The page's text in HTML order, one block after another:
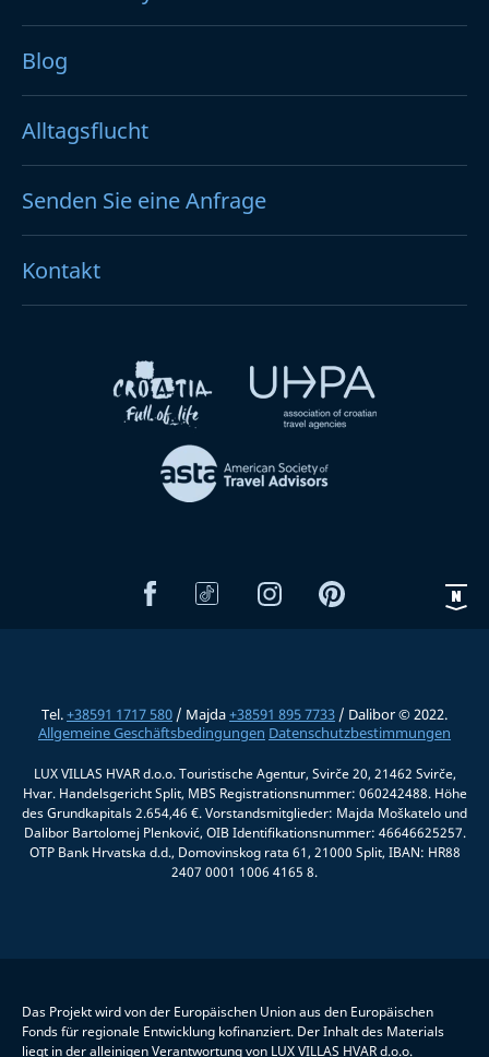
Blog
Alltagsflucht
Senden Sie eine Anfrage
Kontakt
Tel.+38591 1717 580 / Majda+38591 895 7733 / Dalibor © 2022.
Allgemeine Geschäftsbedingungen Datenschutzbestimmungen
LUX VILLAS HVAR d.o.o. Touristische Agentur, Svirče 20, 21462 Svirče,
Hvar. Handelsgericht Split, MBS Registrationsnummer: 060242488. Höhe
des Grundkapitals 2.654,46 €. Vorstandsmitglieder: Majda Moškatelo und
Dalibor Bartolomej Plenković, OIB Identifikationsnummer: 46646625257.
OTP Bank Hrvatska d.d., Domovinskog rata 61, 21000 Split, IBAN: HR88
2407 0001 1006 4165 8.
Das Projekt wird von der Europäischen Union aus den Europäischen
Fonds für regionale Entwicklung kofinanziert. Der Inhalt des Materials
liegt in der alleinigen Verantwortung von LUX VILLAS HVAR d.o.o.